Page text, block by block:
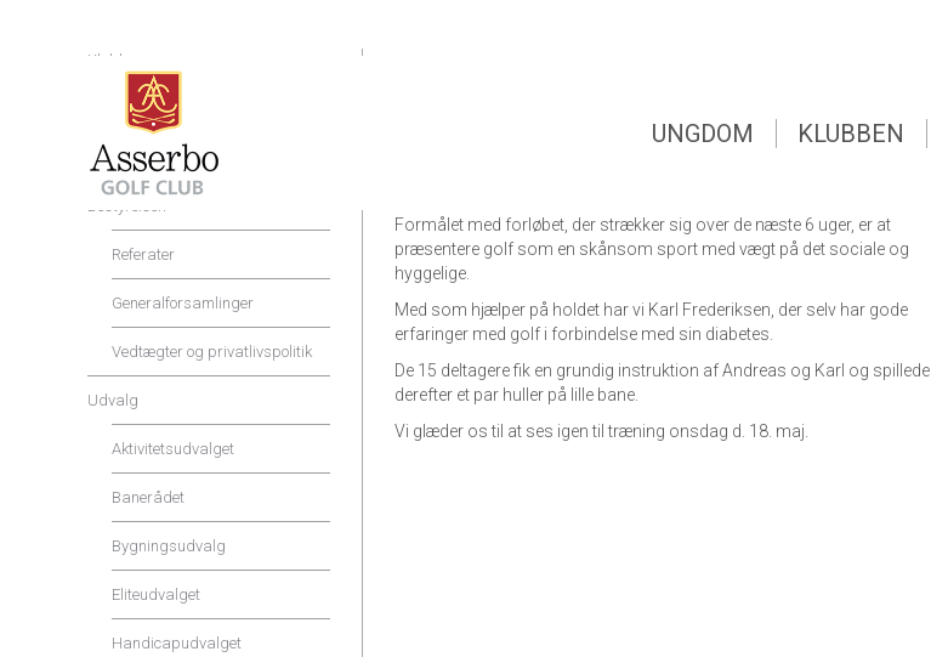
UNGDOM KLUBBEN
Forløbet er blevet til i et samarbejde mellem Asserbo Golf Club, DGU,
Formålet med forløbet, der strækker sig over de næste 6 uger, er at
præsentere golf som en skånsom sport med vægt på det sociale og
hyggelige.
Med som hjælper på holdet har vi Karl Frederiksen, der selv har gode
erfaringer med golf i forbindelse med sin diabetes.
De 15 deltagere fik en grundig instruktion af Andreas og Karl og spillede
derefter et par huller på lille bane.
Vi glæder os til at ses igen til træning onsdag d. 18. maj.
Klubben
Shop og Service
Priser og rabatter
Bestyrelsen
Referater
Generalforsamlinger
Vedtægter og privatlivspolitik
Udvalg
Aktivitetsudvalget
Banerådet
Bygningsudvalg
Eliteudvalget
Handicapudvalget